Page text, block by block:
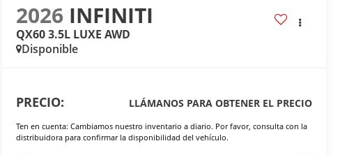
2026 INFINITI
QX60 3.5L LUXE AWD
Disponible
PRECIO: LLÁMANOS PARA OBTENER EL PRECIO
Ten en cuenta: Cambiamos nuestro inventario a diario. Por favor, consulta con la
distribuidora para confirmar la disponibilidad del vehículo.